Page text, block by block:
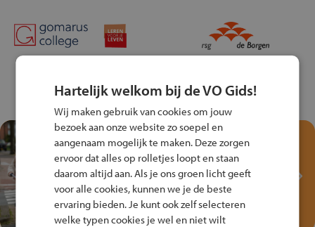
Test je kennis met het
Fiets Veilig
Verkeersspel!
Speel het Fiets Veilig Verkeersspel
en win een Cortina-fiets!
Hartelijk welkom bij de VO Gids!
Wij maken gebruik van cookies om jouw
bezoek aan onze website zo soepel en
aangenaam mogelijk te maken. Deze zorgen
ervoor dat alles op rolletjes loopt en staan
daarom altijd aan. Als je ons groen licht geeft
voor alle cookies, kunnen we je de beste
ervaring bieden. Je kunt ook zelf selecteren
welke typen cookies je wel en niet wilt